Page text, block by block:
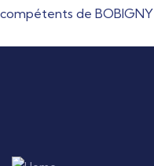
compétents de BOBIGNY